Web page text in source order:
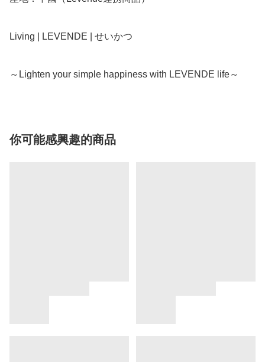
Living | LEVENDE | せいかつ
～Lighten your simple happiness with LEVENDE life～
你可能感興趣的商品